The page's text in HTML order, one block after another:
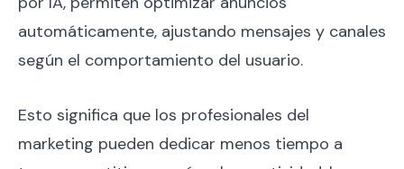
automáticamente, ajustando mensajes y canales
según el comportamiento del usuario.
Esto significa que los profesionales del
marketing pueden dedicar menos tiempo a